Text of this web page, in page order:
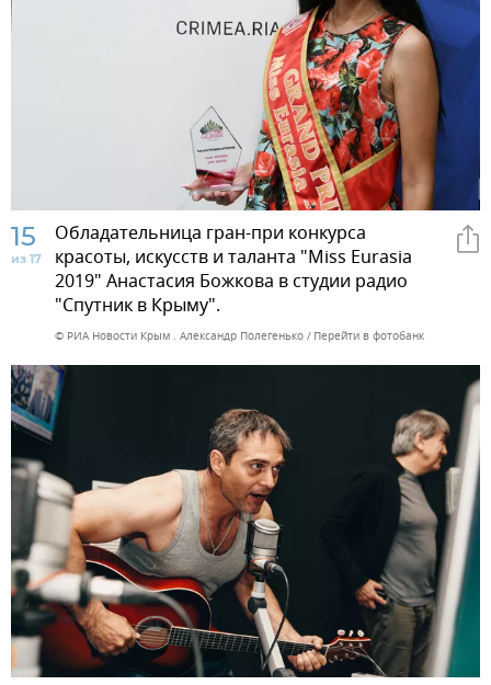
15
из 17
Обладательница гран-при конкурса
красоты, искусств и таланта "Miss Eurasia
2019" Анастасия Божкова в студии радио
"Спутник в Крыму".
© РИА Новости Крым . Александр Полегенько Перейти в фотобанк